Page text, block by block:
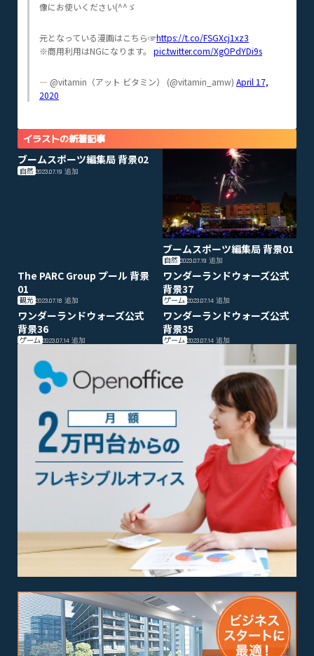
像にお使いください(^^ゞ
元となっている漫画はこちら☞https://t.co/FSGXcj1xz3
※商用利用はNGになります。 pic.twitter.com/XgOPdYDi9s
— @vitamin（アット ビタミン） (@vitamin_amw) April 17,
2020
イラストの新着記事
ブームスポーツ編集局 背景02
自然 2023.07.19 追加
ブームスポーツ編集局 背景01
自然 2023.07.19追加
The PARC Group プール 背景
01
観光 2023.07.18 追加
ワンダーランドウォーズ公式
背景37
ゲーム 2023.07.14追加
ワンダーランドウォーズ公式
背景36
ゲーム 2023.07.14 追加
ワンダーランドウォーズ公式
背景35
ゲーム 2023.07.14追加